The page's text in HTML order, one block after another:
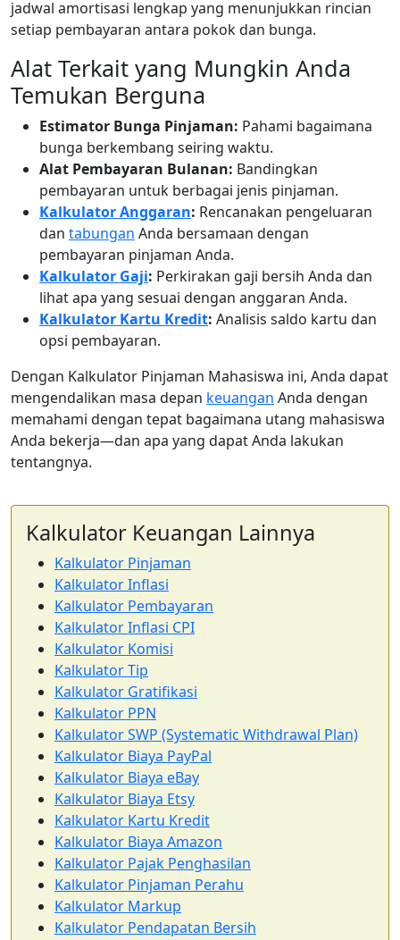
jadwal amortisasi lengkap yang menunjukkan rincian
setiap pembayaran antara pokok dan bunga.
Alat Terkait yang Mungkin Anda
Temukan Berguna
Estimator Bunga Pinjaman: Pahami bagaimana
bunga berkembang seiring waktu.
Alat Pembayaran Bulanan: Bandingkan
pembayaran untuk berbagai jenis pinjaman.
Kalkulator Anggaran: Rencanakan pengeluaran
dan tabungan Anda bersamaan dengan
pembayaran pinjaman Anda.
Kalkulator Gaji: Perkirakan gaji bersih Anda dan
lihat apa yang sesuai dengan anggaran Anda.
Kalkulator Kartu Kredit: Analisis saldo kartu dan
opsi pembayaran.
Dengan Kalkulator Pinjaman Mahasiswa ini, Anda dapat
mengendalikan masa depan keuangan Anda dengan
memahami dengan tepat bagaimana utang mahasiswa
Anda bekerja—dan apa yang dapat Anda lakukan
tentangnya.
Kalkulator Keuangan Lainnya
Kalkulator Pinjaman
Kalkulator Inflasi
Kalkulator Pembayaran
Kalkulator Inflasi CPI
Kalkulator Komisi
Kalkulator Tip
Kalkulator Gratifikasi
Kalkulator PPN
Kalkulator SWP (Systematic Withdrawal Plan)
Kalkulator Biaya PayPal
Kalkulator Biaya eBay
Kalkulator Biaya Etsy
Kalkulator Kartu Kredit
Kalkulator Biaya Amazon
Kalkulator Pajak Penghasilan
Kalkulator Pinjaman Perahu
Kalkulator Markup
Kalkulator Pendapatan Bersih